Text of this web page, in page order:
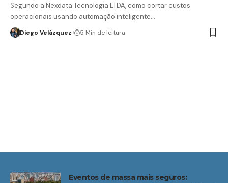
Segundo a Nexdata Tecnologia LTDA, como cortar custos
operacionais usando automação inteligente…
Diego Velázquez 5 Min de leitura
Eventos de massa mais seguros: